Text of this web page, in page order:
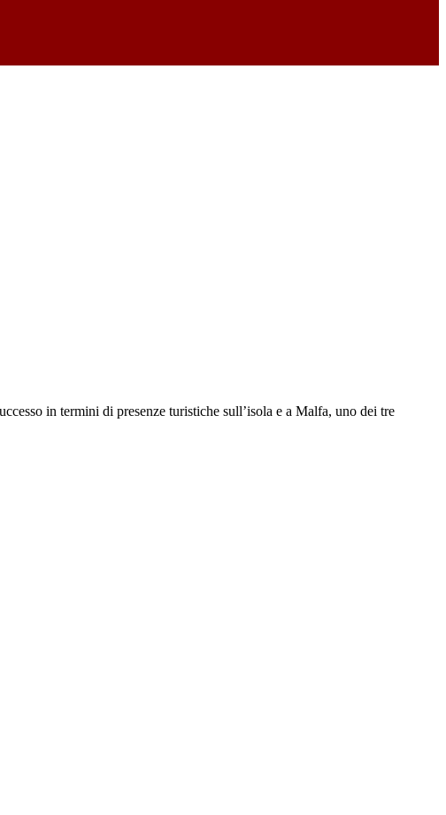
in termini di presenze turistiche sull’isola e a Malfa, uno dei tre